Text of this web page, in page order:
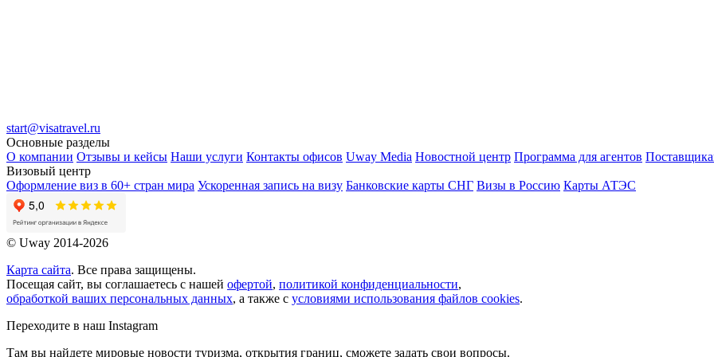
start@visatravel.ru
Основные разделы
О компании Отзывы и кейсы Наши услуги Контакты офисов Uway Media Новостной центр Программа для агентов
Визовый центр
Оформление виз в 60+ стран мира Ускоренная запись на визу Банковские карты СНГ Визы в Россию Карты АТЭС
© Uway 2014-2026
Карта сайта. Все права защищены.
Посещая сайт, вы соглашаетесь с нашей офертой, политикой конфиденциальности,
обработкой ваших персональных данных, а также с условиями использования файлов cookies.
Переходите в наш Instagram
Там вы найдете мировые новости туризма, открытия границ, сможете задать свои вопросы.